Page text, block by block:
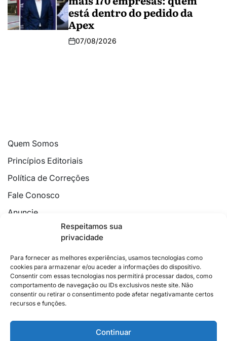
Respeitamos sua
privacidade
Para fornecer as melhores experiências, usamos tecnologias como
cookies para armazenar e/ou aceder a informações do dispositivo.
Consentir com essas tecnologias nos permitirá processar dados, como
comportamento de navegação ou IDs exclusivos neste site. Não
consentir ou retirar o consentimento pode afetar negativamante certos
recursos e funções.
Continuar
está dentro do pedido da
Apex
07/08/2026
Quem Somos
Princípios Editoriais
Política de Correções
Fale Conosco
Anuncie
Política de Cookies
PoderEditorialCidades